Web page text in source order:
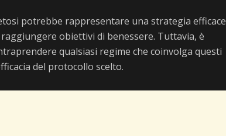
potrebbe rappresentare una strategia efficace
obiettivi di benessere. Tuttavia, è
qualsiasi regime che coinvolga questi
del protocollo scelto.